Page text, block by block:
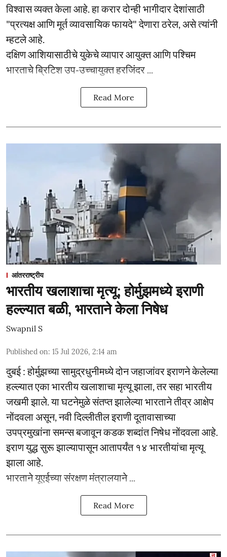
विश्वास व्यक्त केला आहे. हा करार दोन्ही भागीदार देशांसाठी
"प्रत्यक्ष आणि मूर्त व्यावसायिक फायदे" देणारा ठरेल, असे त्यांनी
म्हटले आहे.
दक्षिण आशियासाठीचे युकेचे व्यापार आयुक्त आणि पश्चिम
भारताचे ब्रिटिश उप-उच्चायुक्त हरजिंदर ...
Read More
आंतरराष्ट्रीय
भारतीय खलाशाचा मृत्यू; होर्मुझमध्ये इराणी
हल्ल्यात बळी, भारताने केला निषेध
Swapnil S
Published on: 15 Jul 2026, 2:14 am
दुबई : होर्मुझच्या सामुद्रधुनीमध्ये दोन जहाजांवर इराणने केलेल्या
हल्ल्यात एका भारतीय खलाशाचा मृत्यू झाला, तर सहा भारतीय
जखमी झाले. या घटनेमुळे संतप्त झालेल्या भारताने तीव्र आक्षेप
नोंदवला असून, नवी दिल्लीतील इराणी दूतावासाच्या
उपप्रमुखांना समन्स बजावून कडक शब्दांत निषेध नोंदवला आहे.
इराण युद्ध सुरू झाल्यापासून आतापर्यंत १४ भारतीयांचा मृत्यू
झाला आहे.
भारताने यूएईच्या संरक्षण मंत्रालयाने ...
Read More